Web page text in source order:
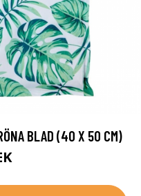
BLAD (40 X 50 CM)